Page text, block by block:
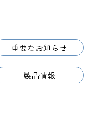
重要なお知らせ
製品情報